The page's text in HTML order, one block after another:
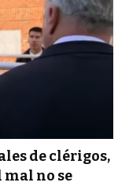
de clérigos,
mal no se